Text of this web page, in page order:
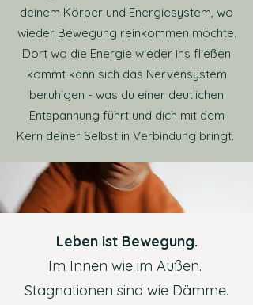
deinem Körper und Energiesystem, wo
wieder Bewegung reinkommen möchte.
Dort wo die Energie wieder ins fließen
kommt kann sich das Nervensystem
beruhigen - was du einer deutlichen
Entspannung führt und dich mit dem
Kern deiner Selbst in Verbindung bringt.
Leben ist Bewegung.
Im Innen wie im Außen.
Stagnationen sind wie Dämme.